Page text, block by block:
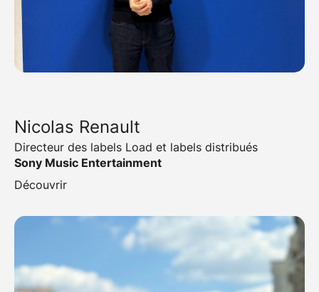
Nicolas Renault
Directeur des labels Load et labels distribués
Sony Music Entertainment
Découvrir